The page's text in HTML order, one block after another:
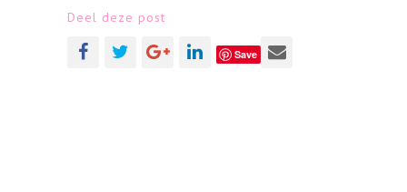
Deel deze post
Save